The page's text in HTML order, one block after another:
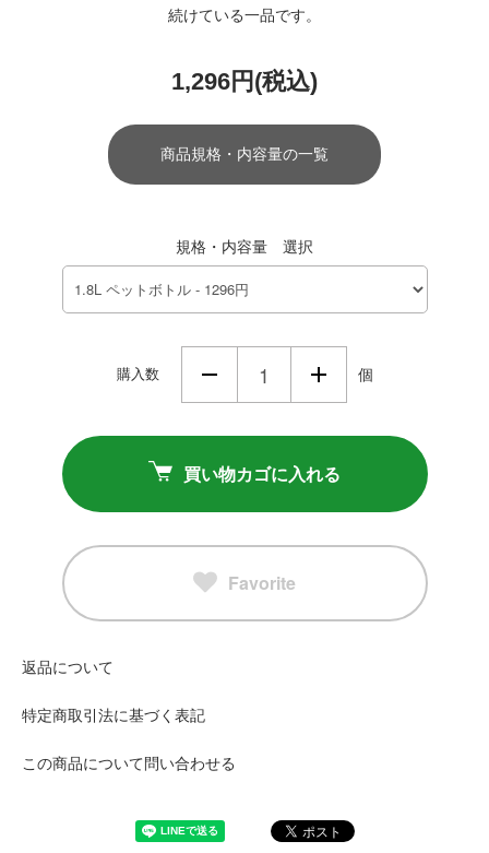
続けている一品です。
1,296円(税込)
商品規格・内容量の一覧
規格・内容量 選択
購入数 個
買い物カゴに入れる
Favorite
返品について
特定商取引法に基づく表記
この商品について問い合わせる